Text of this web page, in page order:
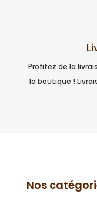
Profitez de la
la boutique !
Nos